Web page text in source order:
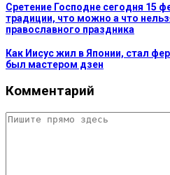
Сретение Господне сегодня 15
традиции, что можно а что
православного праздника
Как Иисус жил в Японии, стал
был мастером дзен
Комментарий